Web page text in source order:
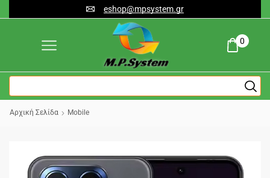
eshop@mpsystem.gr
0
Αρχική Σελίδα Mobile